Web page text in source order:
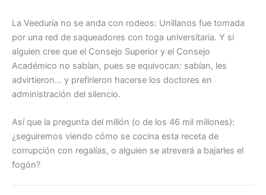
La Veeduría no se anda con rodeos: Unillanos fue tomada
por una red de saqueadores con toga universitaria. Y si
alguien cree que el Consejo Superior y el Consejo
Académico no sabían, pues se equivocan: sabían, les
advirtieron… y prefirieron hacerse los doctores en
administración del silencio.
Así que la pregunta del millón (o de los 46 mil millones):
¿seguiremos viendo cómo se cocina esta receta de
corrupción con regalías, o alguien se atreverá a bajarles el
fogón?